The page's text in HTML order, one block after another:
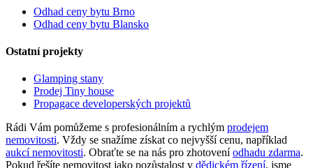
Odhad ceny bytu Brno
Odhad ceny bytu Blansko
Ostatní projekty
Glamping stany
Prodej Tiny house
Propagace developerských projektů
Rádi Vám pomůžeme s profesionálním a rychlým prodejem
nemovitosti. Vždy se snažíme získat co nejvyšší cenu, například
aukcí nemovitosti. Obraťte se na nás pro zhotoveníodhadu zdarma.
Pokud řešíte nemovitost jako pozůstalost v dědickém řízení, jsme